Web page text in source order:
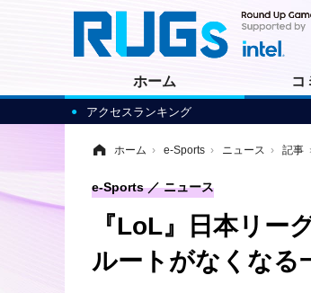
ホーム
アクセスランキング
コ
ホーム › e-Sports › ニュース › 記事
『LoL』日本リ
ルートがなくなる
e-Sports ニュース